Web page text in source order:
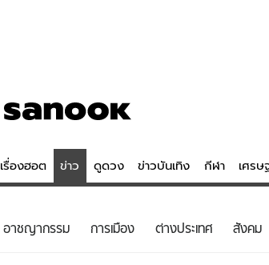
เรื่องฮอต ข่าว ดูดวง ข่าวบันเทิง กีฬา เศร
ดูดวง - ตรวจหวย
อาชญากรรม การเมือง ต่างประเทศ สังคม